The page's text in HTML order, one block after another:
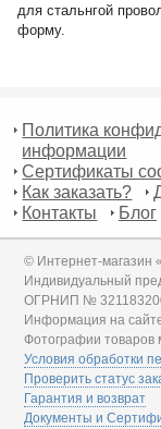
для стальнгой
форму.
Политика
информации
Сертификаты
Как заказать?
Контакты
Блог
© Интернет-магазин
Индивидуальный
ОГРНИП №
Информация на
Фотографии товаров
Условия обработки
Проверить статус
Гарантия и возврат
Документы и